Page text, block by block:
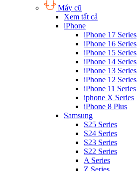
Máy cũ
Xem tất cả
iPhone
iPhone 17 Series
iPhone 16 Series
iPhone 15 Series
iPhone 14 Series
iPhone 13 Series
iPhone 12 Series
iPhone 11 Series
iphone X Series
iPhone 8 Plus
Samsung
S25 Series
S24 Series
S23 Series
S22 Series
A Series
Z Series